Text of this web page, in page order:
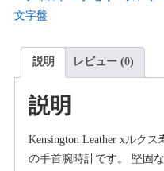
Kensington
ザ
LUX
文字盤
説明 レビュー (0)
説明
Kensington Leather xルク
の手首腕時計です。 堅固